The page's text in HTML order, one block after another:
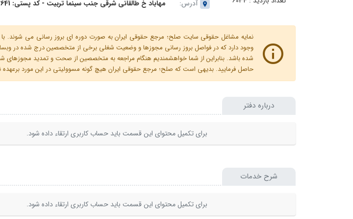
آدرس: مهاباد خ طالقانی شرقی جنب سینما تربیت - کد پستی: 5914617641
نمایه مشاغل حقوقی سایت صلح؛ مرجع حقوقی ایران به صورت دوره ای بروز رسانی می شوند. با
وجود دارد که در فواصل بروز رسانی مجوزها و وضعیت شغلی برخی از متخصصین درج شده در
شده باشد. بنابراین از شما خواهشمندیم هنگام مراجعه به متخصصین از صحت و تمدید مجوزهای
حاصل فرمایید. بدیهی است که صلح؛ مرجع حقوقی ایران هیچ گونه مسوولیتی در این مورد برعهده
درباره دفتر
برای تکمیل محتوای این قسمت باید حساب کاربری ارتقاء داده شود.
شرح خدمات
برای تکمیل محتوای این قسمت باید حساب کاربری ارتقاء داده شود.